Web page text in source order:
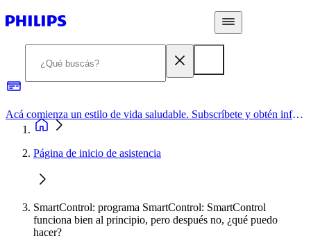
Acá comienza un estilo de vida saludable. Subscríbete y obtén información de primera mano
Página de inicio de asistencia
SmartControl: programa SmartControl: SmartControl
funciona bien al principio, pero después no, ¿qué puedo
hacer?